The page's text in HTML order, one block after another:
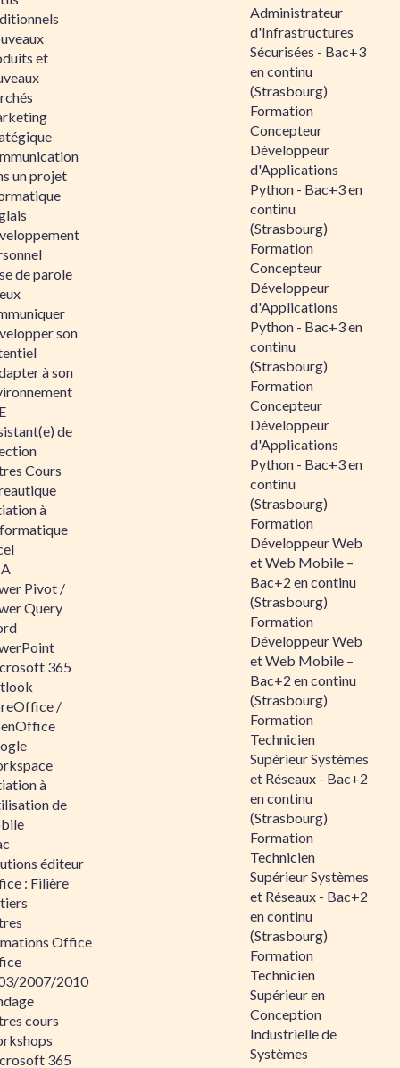
et
un projet
de parole
son
à son
de
Cours
à
Pivot /
Query
365
/
à
de
éditeur
: Filière
Office
2007/2010
cours
365
Administrateur
d'Infrastructures
Sécurisées - Bac+3
en continu
(Strasbourg)
Formation
Concepteur
Développeur
d'Applications
Python - Bac+3 en
continu
(Strasbourg)
Formation
Concepteur
Développeur
d'Applications
Python - Bac+3 en
continu
(Strasbourg)
Formation
Concepteur
Développeur
d'Applications
Python - Bac+3 en
continu
(Strasbourg)
Formation
Développeur Web
et Web Mobile –
Bac+2 en continu
(Strasbourg)
Formation
Développeur Web
et Web Mobile –
Bac+2 en continu
(Strasbourg)
Formation
Technicien
Supérieur Systèmes
et Réseaux - Bac+2
en continu
(Strasbourg)
Formation
Technicien
Supérieur Systèmes
et Réseaux - Bac+2
en continu
(Strasbourg)
Formation
Technicien
Supérieur en
Conception
Industrielle de
Systèmes